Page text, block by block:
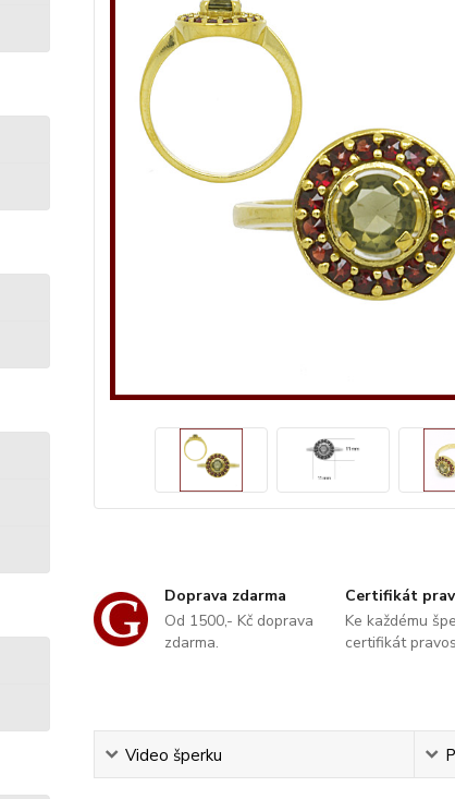
Doprava zdarma
Od 1500,- Kč doprava
zdarma.
Certifikát
Ke každému
certifikát
Video šperku